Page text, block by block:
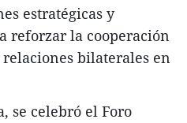
estratégicas y
reforzar la cooperación
bilaterales en
se celebró el Foro